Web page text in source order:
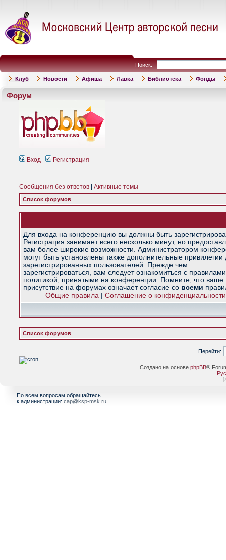
Поиск:
Клуб Новости Афиша Лавка Библиотека Фонды
Форум
Вход Регистрация
Сообщения без ответов Активные темы
Список форумов
Для входа на конференцию вы должны быть
Регистрация занимает всего несколько минут, но
вам более широкие возможности. Администратором
могут быть установлены также дополнительные привилегии
зарегистрированных пользователей. Прежде чем
зарегистрироваться, вам следует ознакомиться с
политикой, принятыми на конференции. Помните, что ваше
присутствие на форумах означает согласие со всеми
Общие правила| Соглашение о конфиденциальности
Список форумов
Перейти:
Создано на основе phpBB®
[
По всем вопросам обращайтесь
к администрации: cap@ksp-msk.ru